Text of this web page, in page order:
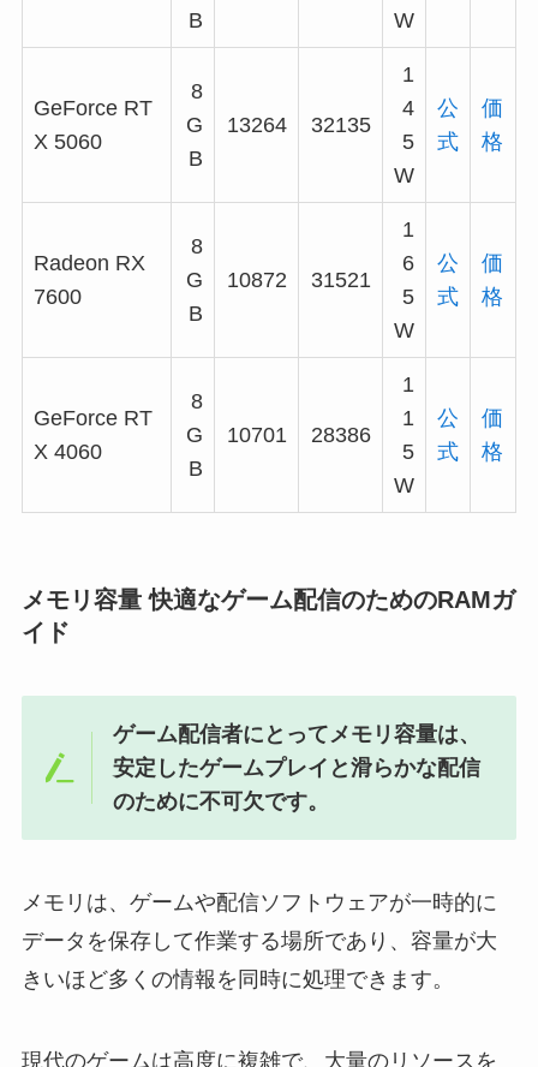
B W
GeForce RT
X 5060
8
G
B
13264 32135
1
4
5
W
公
式
価
格
Radeon RX
7600
8
G
B
10872 31521
1
6
5
W
公
式
価
格
GeForce RT
X 4060
8
G
B
10701 28386
1
1
5
W
公
式
価
格
メモリ容量 快適なゲーム配信のためのRAMガ
イド
ゲーム配信者にとってメモリ容量は、
安定したゲームプレイと滑らかな配信
のために不可欠です。
メモリは、ゲームや配信ソフトウェアが一時的に
データを保存して作業する場所であり、容量が大
きいほど多くの情報を同時に処理できます。
現代のゲームは高度に複雑で、大量のリソースを